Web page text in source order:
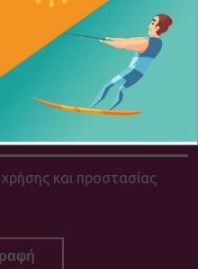
newsletter μας:
και προστασίας